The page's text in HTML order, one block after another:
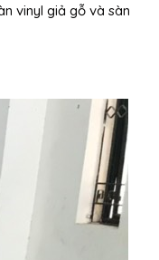
vinyl giả gỗ và sàn